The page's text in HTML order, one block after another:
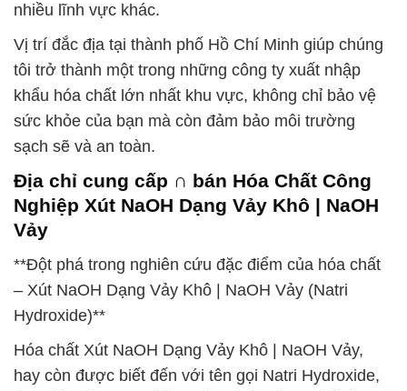
nhiều lĩnh vực khác.
Vị trí đắc địa tại thành phố Hồ Chí Minh giúp chúng
tôi trở thành một trong những công ty xuất nhập
khẩu hóa chất lớn nhất khu vực, không chỉ bảo vệ
sức khỏe của bạn mà còn đảm bảo môi trường
sạch sẽ và an toàn.
Địa chỉ cung cấp ∩ bán Hóa Chất Công
Nghiệp Xút NaOH Dạng Vảy Khô | NaOH
Vảy
**Đột phá trong nghiên cứu đặc điểm của hóa chất
– Xút NaOH Dạng Vảy Khô | NaOH Vảy (Natri
Hydroxide)**
Hóa chất Xút NaOH Dạng Vảy Khô | NaOH Vảy,
hay còn được biết đến với tên gọi Natri Hydroxide,